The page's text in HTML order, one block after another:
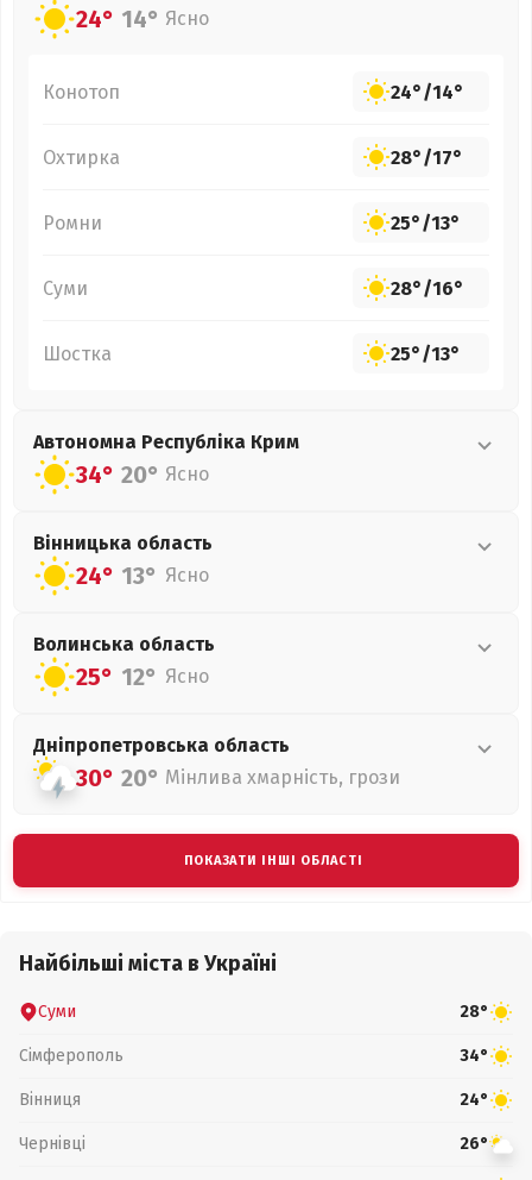
24° 14° Ясно
Конотоп 24°/14°
Охтирка 28°/17°
Ромни 25°/13°
Суми 28°/16°
Шостка 25°/13°
Автономна Республіка Крим
34° 20° Ясно
Вінницька область
24° 13° Ясно
Волинська область
25° 12° Ясно
Дніпропетровська область
30° 20° Мінлива хмарність, грози
ПОКАЗАТИ ІНШІ ОБЛАСТІ
Найбільші міста в Україні
Суми 28°
Сімферополь 34°
Вінниця 24°
Чернівці 26°